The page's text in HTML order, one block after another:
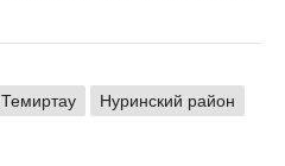
Темиртау
Нуринский район